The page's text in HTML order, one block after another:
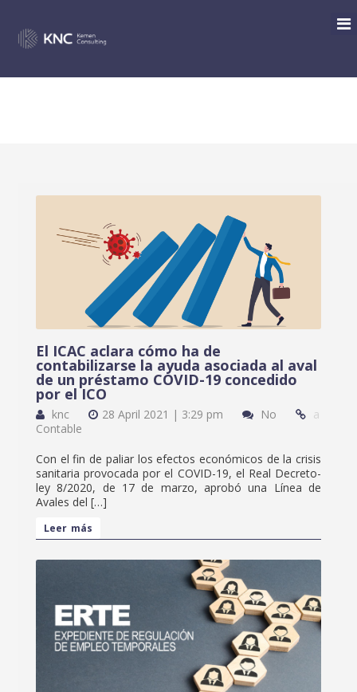
El ICAC aclara cómo ha de
contabilizarse la ayuda asociada al aval
de un préstamo COVID-19 concedido
por el ICO
knc 28 April 2021 | 3:29 pm No
a
Contable
Con el fin de paliar los efectos económicos de la crisis
sanitaria provocada por el COVID-19, el Real Decreto-
ley 8/2020, de 17 de marzo, aprobó una Línea de
Avales del […]
Leer más